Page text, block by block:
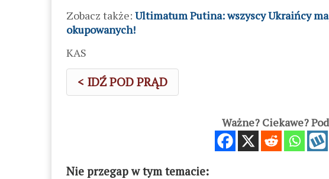
Zobacz także: Ultimatum Putina: wszyscy Ukraińcy
okupowanych!
KAS
< IDŹ POD PRĄD
Ważne? Ciekawe?
Nie przegap w tym temacie: